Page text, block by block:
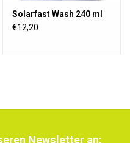
Solarfast Wash 240 ml
€12,20
Newsletter an: